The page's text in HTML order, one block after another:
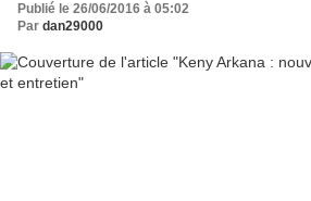
Publié le 26/06/2016 à 05:02
Par dan29000